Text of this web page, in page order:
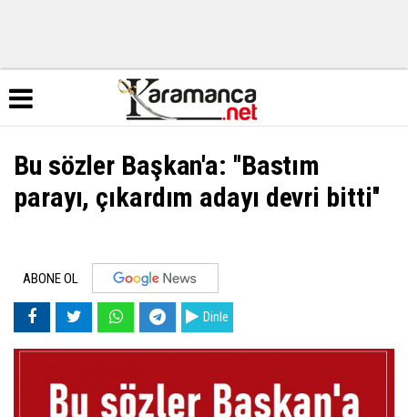
Bu sözler Başkan'a: ''Bastım
parayı, çıkardım adayı devri bitti''
ABONE OL
Dinle